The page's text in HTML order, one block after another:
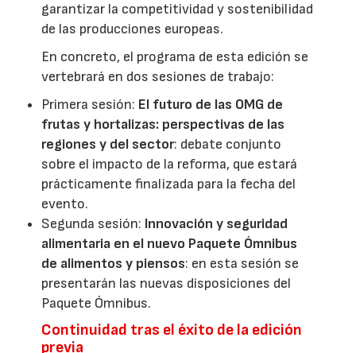
garantizar la competitividad y sostenibilidad
de las producciones europeas.
En concreto, el programa de esta edición se
vertebrará en dos sesiones de trabajo:
Primera sesión: El futuro de las OMG de
frutas y hortalizas: perspectivas de las
regiones y del sector: debate conjunto
sobre el impacto de la reforma, que estará
prácticamente finalizada para la fecha del
evento.
Segunda sesión: Innovación y seguridad
alimentaria en el nuevo Paquete Ómnibus
de alimentos y piensos: en esta sesión se
presentarán las nuevas disposiciones del
Paquete Ómnibus.
Continuidad tras el éxito de la edición
previa